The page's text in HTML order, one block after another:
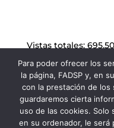
Vistas totales:
Para poder ofrecer los
la página, FADSP y, en
con la prestación de
guardaremos cierta
uso de las cookies. Solo
en su ordenador, le será